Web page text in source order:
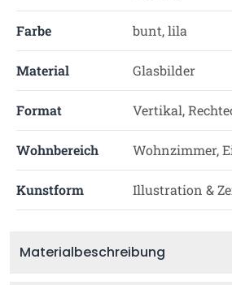
Farbe bunt, lila
Material Glasbilder
Format Vertikal,
Wohnbereich Wohnzimmer,
Kunstform Illustration &
Materialbeschreibung